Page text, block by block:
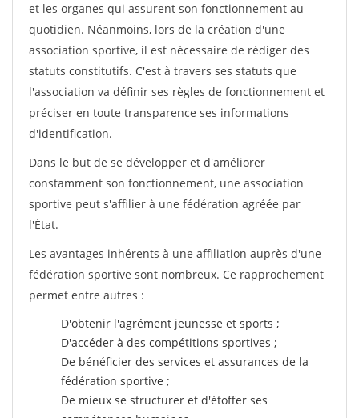
et les organes qui assurent son fonctionnement au
quotidien. Néanmoins, lors de la création d'une
association sportive, il est nécessaire de rédiger des
statuts constitutifs. C'est à travers ses statuts que
l'association va définir ses règles de fonctionnement et
préciser en toute transparence ses informations
d'identification.
Dans le but de se développer et d'améliorer
constamment son fonctionnement, une association
sportive peut s'affilier à une fédération agréée par
l'État.
Les avantages inhérents à une affiliation auprès d'une
fédération sportive sont nombreux. Ce rapprochement
permet entre autres :
D'obtenir l'agrément jeunesse et sports ;
D'accéder à des compétitions sportives ;
De bénéficier des services et assurances de la
fédération sportive ;
De mieux se structurer et d'étoffer ses